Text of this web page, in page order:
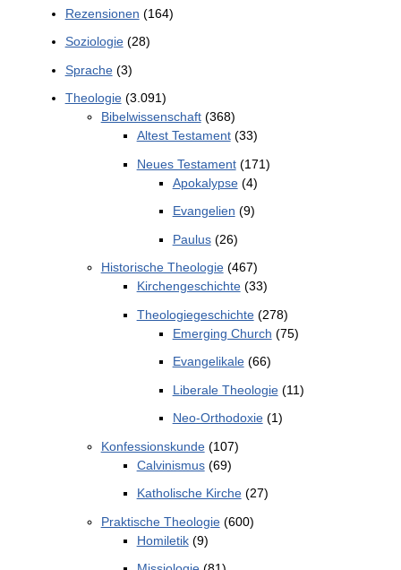
Rezensionen (164)
Soziologie(28)
Sprache(3)
Theologie(3.091)
Bibelwissenschaft(368)
Altest Testament(33)
Neues Testament(171)
Apokalypse(4)
Evangelien (9)
Paulus(26)
Historische Theologie(467)
Kirchengeschichte(33)
Theologiegeschichte(278)
Emerging Church (75)
Evangelikale(66)
Liberale Theologie(11)
Neo-Orthodoxie(1)
Konfessionskunde(107)
Calvinismus(69)
Katholische Kirche(27)
Praktische Theologie(600)
Homiletik(9)